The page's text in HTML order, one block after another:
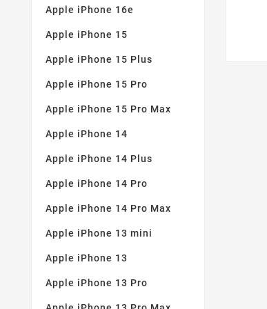
Matt Schwarz
Minzig
Navy blau
(5)
Orange
Orange Spritzer
Puderrosa
Rosa
Roségold
Apple iPhone 16e
Apple iPhone 15
Apple iPhone 15 Plus
Apple iPhone 15 Pro
Apple iPhone 15 Pro Max
Apple iPhone 14
Apple iPhone 14 Plus
Apple iPhone 14 Pro
Apple iPhone 14 Pro Max
Apple iPhone 13 mini
Apple iPhone 13
Apple iPhone 13 Pro